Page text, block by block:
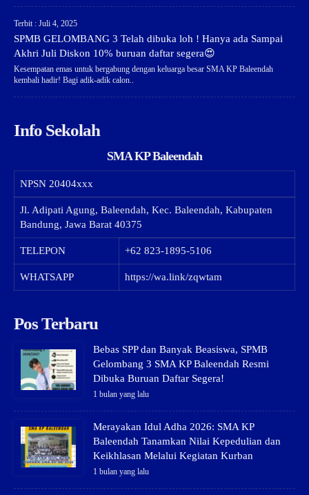
Terbit : Juli 4, 2025
SPMB GELOMBANG 3 Telah dibuka loh ! Hanya ada Sampai
Akhri Juli Diskon 10% buruan daftar segera😍
Kesempatan emas untuk bergabung dengan keluarga besar SMA KP Baleendah
kembali hadir! Bagi adik-adik calon..
Info Sekolah
SMA KP Baleendah
NPSN 20404xxx
Jl. Adipati Agung, Baleendah, Kec. Baleendah, Kabupaten
Bandung, Jawa Barat 40375
TELEPON +62 823-1895-5106
WHATSAPP https://wa.link/zqwtam
Pos Terbaru
Bebas SPP dan Banyak Beasiswa, SPMB
Gelombang 3 SMA KP Baleendah Resmi
Dibuka Buruan Daftar Segera!
1 bulan yang lalu
Merayakan Idul Adha 2026: SMA KP
Baleendah Tanamkan Nilai Kepedulian dan
Keikhlasan Melalui Kegiatan Kurban
1 bulan yang lalu